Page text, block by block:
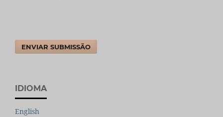
ENVIAR SUBMISSÃO
IDIOMA
English